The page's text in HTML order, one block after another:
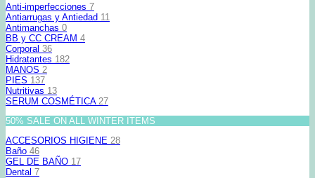
Anti-imperfecciones 7
Antiarrugas y Antiedad 11
Antimanchas 0
BB y CC CREAM 4
Corporal 36
Hidratantes 182
MANOS 2
PIES 137
Nutritivas 13
SERUM COSMÉTICA 27
50% SALE ON ALL WINTER ITEMS
ACCESORIOS HIGIENE 28
Baño 46
GEL DE BAÑO 17
Dental 7